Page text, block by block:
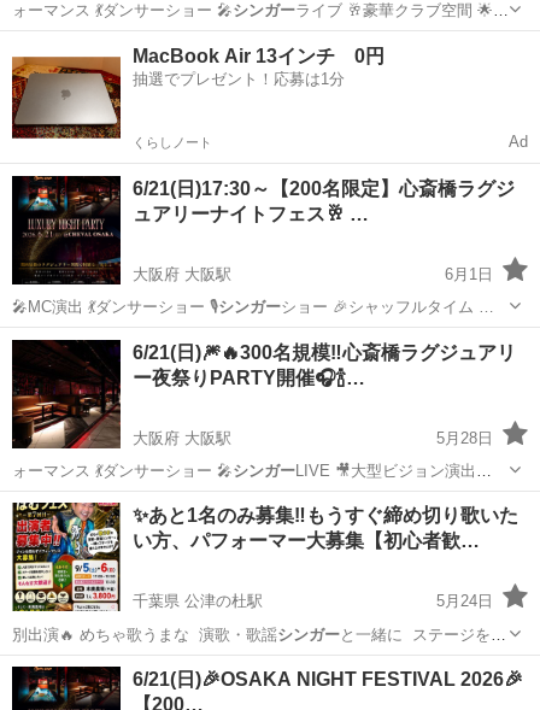
ォーマンス 💃ダンサーショー 🎤シンガーライブ 🥂豪華クラブ空間 🌟
20…
MacBook Air 13インチ 0円
抽選でプレゼント！応募は1分
くらしノート Ad
6/21(日)17:30～【200名限定】心斎橋ラグジ
ュアリーナイトフェス🥂 …
大阪府 大阪駅
6月1日
🎤MC演出 💃ダンサーショー 🎙シンガー ショー 🎉シャッフルタイム …
大阪 大阪市 大阪駅 パーティー 会場
6/21(日)🎆🔥300名規模‼️心斎橋ラグジュアリ
ー夜祭りPARTY開催🎧🍾…
大阪府 大阪駅
5月28日
ォーマンス 💃ダンサーショー 🎤シンガーLIVE 🎥大型ビジョン演出
✨…大阪 大阪市 大阪駅 地域/お祭り 会場
✨あと1名のみ募集‼️もうすぐ締め切り歌いた
い方、パフォーマー大募集【初心者歓…
千葉県 公津の杜駅
5月24日
別出演🔥 めちゃ歌うまな 演歌・歌謡シンガーと一緒に ステージを盛
り上げませんか…
千葉 富里市 公津の杜駅
6/21(日)🎉OSAKA NIGHT FESTIVAL 2026🎉
【200…